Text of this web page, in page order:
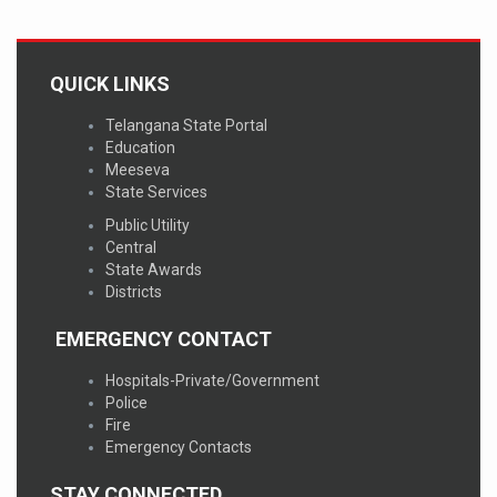
QUICK LINKS
Telangana State Portal
Education
Meeseva
State Services
Public Utility
Central
State Awards
Districts
EMERGENCY CONTACT
Hospitals-Private/Government
Police
Fire
Emergency Contacts